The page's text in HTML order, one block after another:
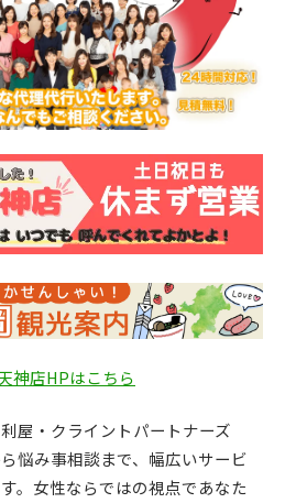
神店HPはこちら
屋・クライントパートナーズ
悩み事相談まで、幅広いサービ
。女性ならではの視点であなた